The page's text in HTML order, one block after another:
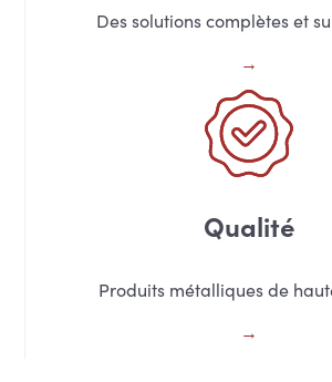
Des solutions complètes et
Qualité
Produits métalliques de